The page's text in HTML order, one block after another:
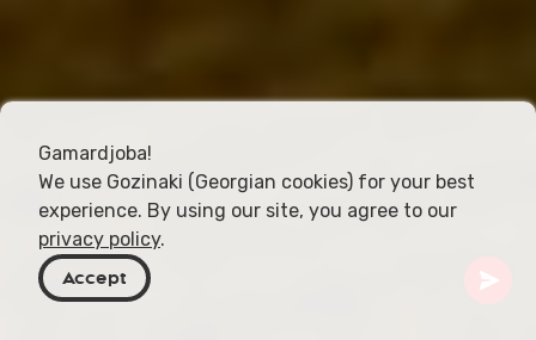
Gamardjoba!
We use Gozinaki (Georgian cookies) for your best
experience. By using our site, you agree to our
privacy policy.
Accept